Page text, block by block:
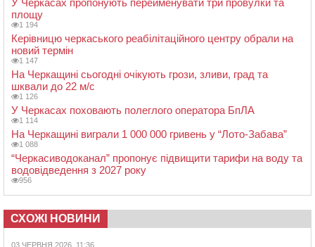
У Черкасах пропонують перейменувати три провулки та
площу
1 194
Керівницю черкаського реабілітаційного центру обрали на
новий термін
1 147
На Черкащині сьогодні очікують грози, зливи, град та
шквали до 22 м/с
1 126
У Черкасах поховають полеглого оператора БпЛА
1 114
На Черкащині виграли 1 000 000 гривень у “Лото-Забава”
1 088
“Черкасиводоканал” пропонує підвищити тарифи на воду та
водовідведення з 2027 року
956
СХОЖІ НОВИНИ
03 ЧЕРВНЯ 2026, 11:36